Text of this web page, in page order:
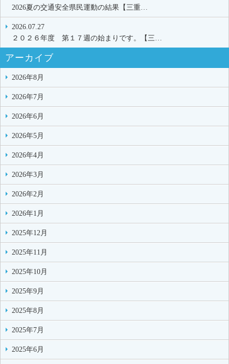
2026夏の交通安全県民運動の結果【三重…
2026.07.27
２０２６年度 第１７週の始まりです。【三…
アーカイブ
2026年8月
2026年7月
2026年6月
2026年5月
2026年4月
2026年3月
2026年2月
2026年1月
2025年12月
2025年11月
2025年10月
2025年9月
2025年8月
2025年7月
2025年6月